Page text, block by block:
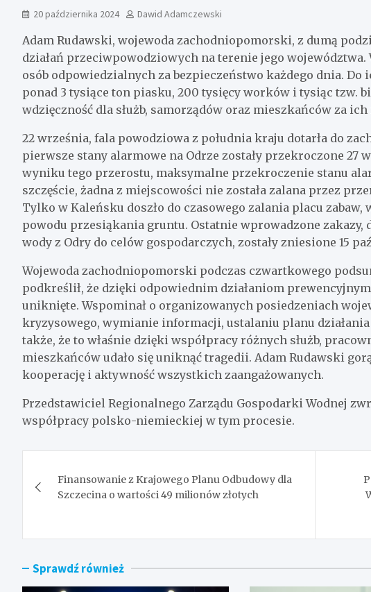
20 października 2024 Dawid Adamczewski
Adam Rudawski, wojewoda zachodniopomorski, z dumą
działań przeciwpowodziowych na terenie jego województwa.
osób odpowiedzialnych za bezpieczeństwo każdego dnia. Do
ponad 3 tysiące ton piasku, 200 tysięcy worków i tysiąc tzw.
wdzięczność dla służb, samorządów oraz mieszkańców za
22 września, fala powodziowa z południa kraju dotarła do
pierwsze stany alarmowe na Odrze zostały przekroczone 27
wyniku tego przerostu, maksymalne przekroczenie stanu
szczęście, żadna z miejscowości nie została zalana przez
Tylko w Kaleńsku doszło do czasowego zalania placu
powodu przesiąkania gruntu. Ostatnie wprowadzone
wody z Odry do celów gospodarczych, zostały zniesione 15
Wojewoda zachodniopomorski podczas czwartkowego
podkreślił, że dzięki odpowiednim działaniom
uniknięte. Wspominał o organizowanych posiedzeniach
kryzysowego, wymianie informacji, ustalaniu planu
także, że to właśnie dzięki współpracy różnych służb,
mieszkańców udało się uniknąć tragedii. Adam Rudawski
kooperację i aktywność wszystkich zaangażowanych.
Przedstawiciel Regionalnego Zarządu Gospodarki Wodnej
współpracy polsko-niemieckiej w tym procesie.
wpisu
Finansowanie z Krajowego Planu Odbudowy dla
Szczecina o wartości 49 milionów złotych
Sprawdź również